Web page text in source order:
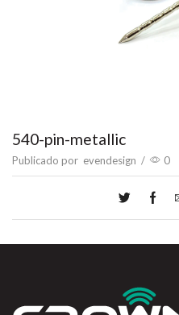
540-pin-metallic
Publicado por evendesign / 0